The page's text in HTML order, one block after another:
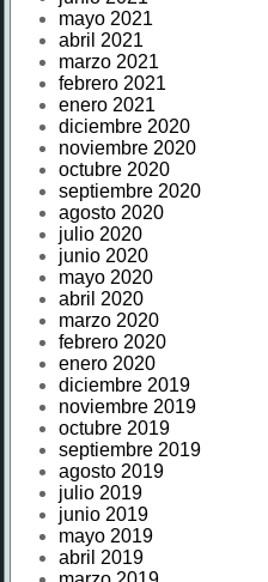
mayo 2021
abril 2021
marzo 2021
febrero 2021
enero 2021
diciembre 2020
noviembre 2020
octubre 2020
septiembre 2020
agosto 2020
julio 2020
junio 2020
mayo 2020
abril 2020
marzo 2020
febrero 2020
enero 2020
diciembre 2019
noviembre 2019
octubre 2019
septiembre 2019
agosto 2019
julio 2019
junio 2019
mayo 2019
abril 2019